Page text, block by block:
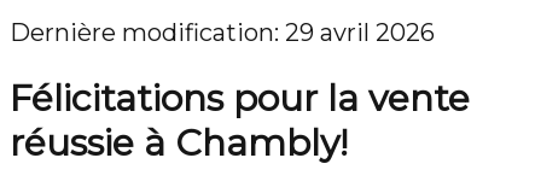
Dernière modification: 29 avril 2026
Félicitations pour la vente
réussie à Chambly!